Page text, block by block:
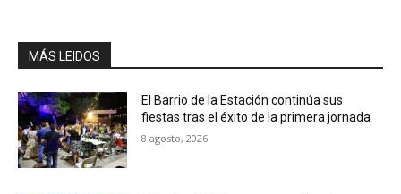
MÁS LEIDOS
El Barrio de la Estación continúa sus
fiestas tras el éxito de la primera jornada
8 agosto, 2026